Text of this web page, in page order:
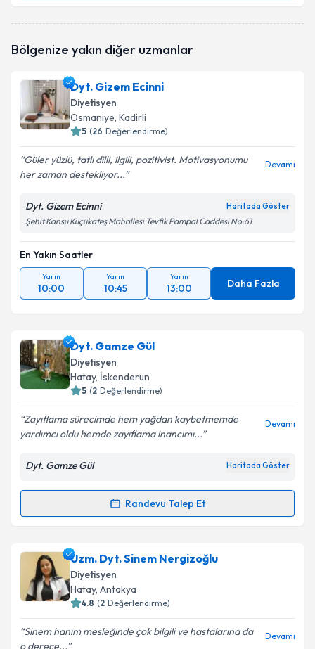
oluşturun. Size bu uzmandan randevu almanız için bir
E-posta Adresiniz
Kişisel verilerimin işlenmesine ilişkinAydınlatma
Metni'ni okudum ve kişisel verilerimin belirtilen
Bölgenize yakın diğer uzmanlar
Dyt. Gizem Ecinni
Diyetisyen
Osmaniye, Kadirli
5 (26 Değerlendirme)
Güler yüzlü, tatlı dilli, ilgili, pozitivist. Motivasyonumu
her zaman destekliyor...
Devamı
Dyt. Gizem Ecinni Haritada Göster
Şehit Kansu Küçükateş Mahallesi Tevfik Pampal Caddesi No:61
En Yakın Saatler
Yarın
10:00
Yarın
10:45
Yarın
13:00 Daha Fazla
Dyt. Gamze Gül
Diyetisyen
Hatay, İskenderun
5 (2 Değerlendirme)
Zayıflama sürecimde hem yağdan kaybetmemde
yardımcı oldu hemde zayıflama inancımı...
Devamı
Dyt. Gamze Gül Haritada Göster
Randevu Talep Et
Randevu Takvimi Talebi
Dyt. Gamze Güliçin randevu takvimi talebi oluşturun.
Size bu uzmandan randevu almanız için bir takvim
hazırlandığında e-posta ile bilgilendireceğiz.
Uzm. Dyt. Sinem Nergizoğlu
Diyetisyen
Hatay, Antakya
4.8 (2 Değerlendirme)
Sinem hanım mesleğinde çok bilgili ve hastalarına da
o derece...
Devamı